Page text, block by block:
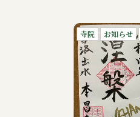
寺院 お知らせ